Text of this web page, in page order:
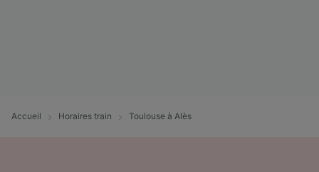
Accueil Horaires train Toulouse à Alès